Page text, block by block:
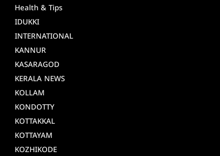
Health & Tips
IDUKKI
INTERNATIONAL
KANNUR
KASARAGOD
KERALA NEWS
KOLLAM
KONDOTTY
KOTTAKKAL
KOTTAYAM
KOZHIKODE